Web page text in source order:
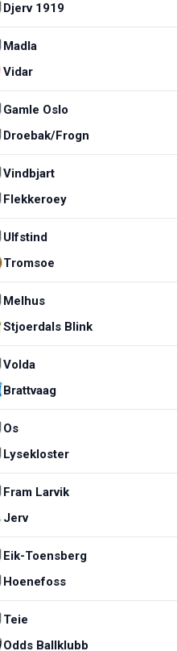
Djerv 1919
Madla
Vidar
Gamle Oslo
Droebak/Frogn
Vindbjart
Flekkeroey
Ulfstind
Tromsoe
Melhus
Stjoerdals Blink
Volda
Brattvaag
Os
Lysekloster
Fram Larvik
Jerv
Eik-Toensberg
Hoenefoss
Teie
Odds Ballklubb